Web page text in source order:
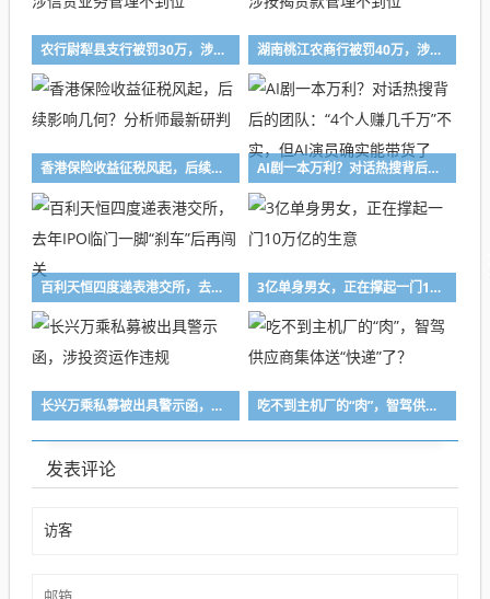
农行尉犁县支行被罚30万，涉信贷业务管理不到位 湖南桃江农商行被罚40万，涉按揭贷款管理不到位
香港保险收益征税风起，后续影响几何？分析师最新研判 AI剧一本万利？对话热搜背后的团队：“4个人赚几千万”不实，但AI演员确实能带货了
百利天恒四度递表港交所，去年IPO临门一脚“刹车”后再闯关 3亿单身男女，正在撑起一门10万亿的生意
长兴万乘私募被出具警示函，涉投资运作违规 吃不到主机厂的“肉”，智驾供应商集体送“快递”了？
发表评论